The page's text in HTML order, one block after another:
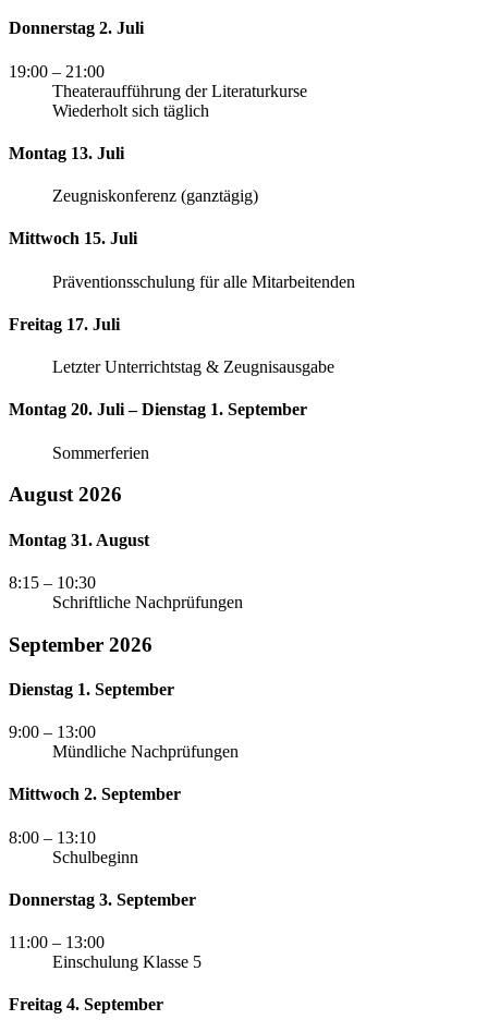
Donnerstag 2. Juli
19:00 – 21:00
Theateraufführung der Literaturkurse
Wiederholt sich täglich
Montag 13. Juli
Zeugniskonferenz (ganztägig)
Mittwoch 15. Juli
Präventionsschulung für alle Mitarbeitenden
Freitag 17. Juli
Letzter Unterrichtstag & Zeugnisausgabe
Montag 20. Juli – Dienstag 1. September
Sommerferien
August 2026
Montag 31. August
8:15 – 10:30
Schriftliche Nachprüfungen
September 2026
Dienstag 1. September
9:00 – 13:00
Mündliche Nachprüfungen
Mittwoch 2. September
8:00 – 13:10
Schulbeginn
Donnerstag 3. September
11:00 – 13:00
Einschulung Klasse 5
Freitag 4. September